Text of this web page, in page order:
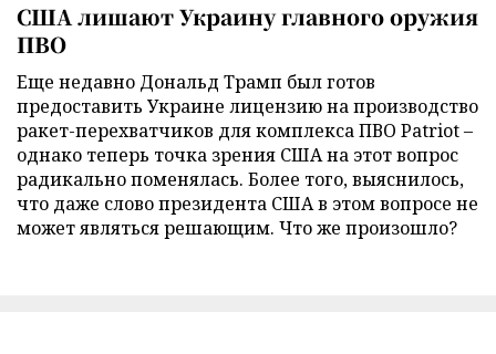
США лишают Украину главного оружия
ПВО
Еще недавно Дональд Трамп был готов
предоставить Украине лицензию на производство
ракет-перехватчиков для комплекса ПВО Patriot –
однако теперь точка зрения США на этот вопрос
радикально поменялась. Более того, выяснилось,
что даже слово президента США в этом вопросе не
может являться решающим. Что же произошло?